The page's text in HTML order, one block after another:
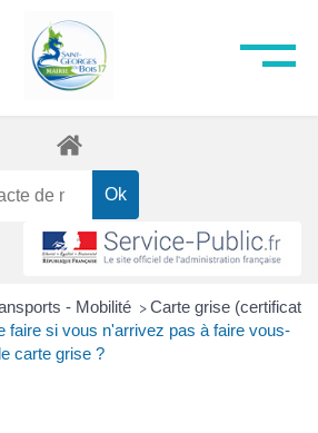
- Mobilité > Carte grise (certificat
faire si vous n'arrivez pas à faire vous-
carte grise ?